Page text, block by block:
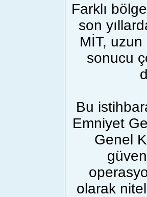
Farklı
son
MİT,
sonucu
Bu
Emniyet
Genel
olarak